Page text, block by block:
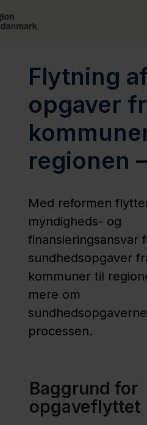
Informationer
Q&A om
opgaveflyt
Sundhedsrådenes
økonomi i forhold
opgaveflyt
Kontakt
Region
Sjælland
Nyheder
Flytning
opgaver
regionen
Med reformen
myndigheds- og
finansieringsansvar
sundhedsopgaver
kommuner til
mere om
processen.
Baggrund for
opgaveflyttet